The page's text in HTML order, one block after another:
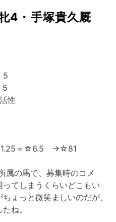
4・手塚貴久厩
5
5
性
＝☆6.5 →☆81
属の馬で、募集時のコメ
ってしまうくらいどこもい
ょっと微笑ましいのだが、
ね。